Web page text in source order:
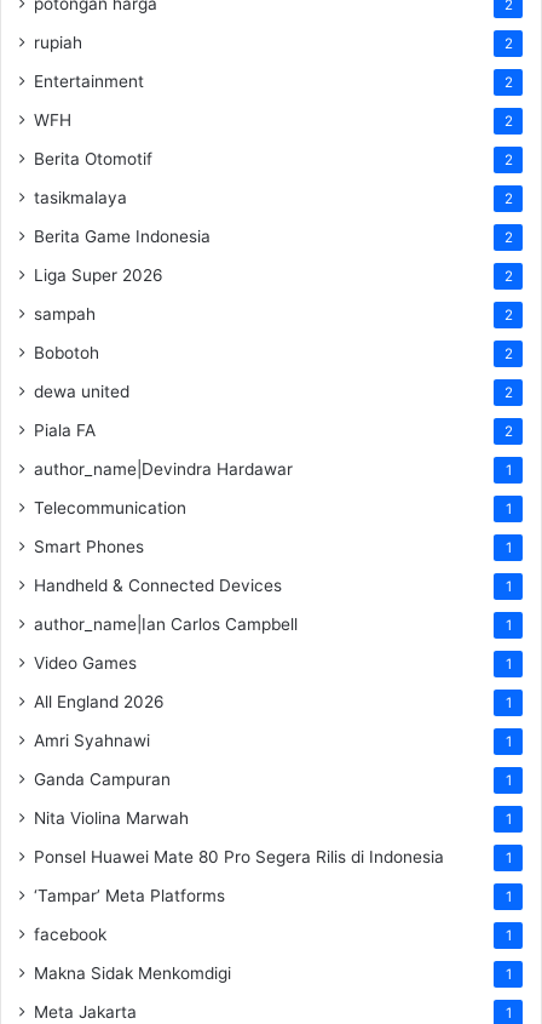
potongan harga 2
rupiah 2
Entertainment 2
WFH 2
Berita Otomotif 2
tasikmalaya 2
Berita Game Indonesia 2
Liga Super 2026 2
sampah 2
Bobotoh 2
dewa united 2
Piala FA 2
author_name|Devindra Hardawar 1
Telecommunication 1
Smart Phones 1
Handheld & Connected Devices 1
author_name|Ian Carlos Campbell 1
Video Games 1
All England 2026 1
Amri Syahnawi 1
Ganda Campuran 1
Nita Violina Marwah 1
Ponsel Huawei Mate 80 Pro Segera Rilis di Indonesia 1
‘Tampar’ Meta Platforms 1
facebook 1
Makna Sidak Menkomdigi 1
Meta Jakarta 1